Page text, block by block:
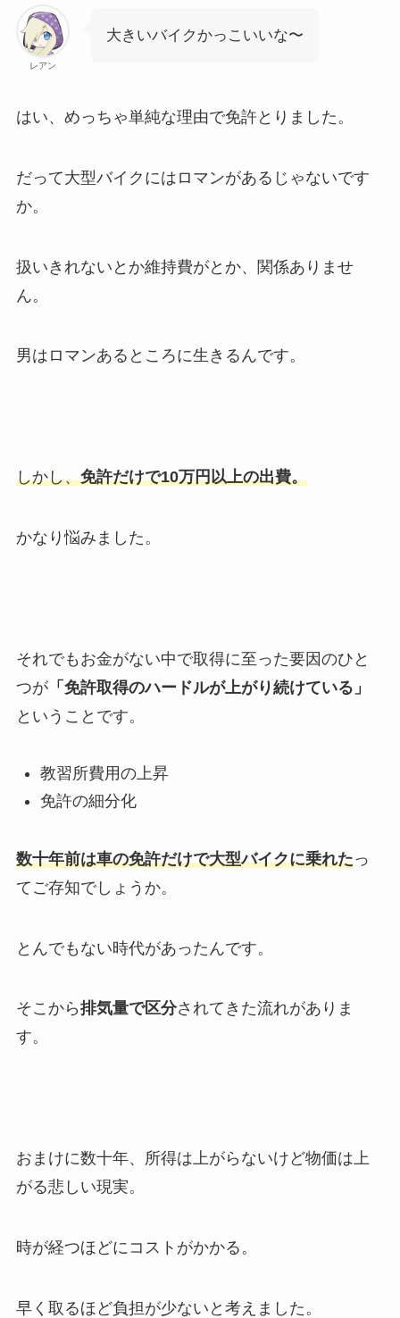
レアン
大きいバイクかっこいいな〜
はい、めっちゃ単純な理由で免許とりました。
だって大型バイクにはロマンがあるじゃないです
か。
扱いきれないとか維持費がとか、関係ありませ
ん。
男はロマンあるところに生きるんです。
しかし、免許だけで10万円以上の出費。
かなり悩みました。
それでもお金がない中で取得に至った要因のひと
つが「免許取得のハードルが上がり続けている」
ということです。
教習所費用の上昇
免許の細分化
数十年前は車の免許だけで大型バイクに乗れたっ
てご存知でしょうか。
とんでもない時代があったんです。
そこから排気量で区分されてきた流れがありま
す。
おまけに数十年、所得は上がらないけど物価は上
がる悲しい現実。
時が経つほどにコストがかかる。
早く取るほど負担が少ないと考えました。